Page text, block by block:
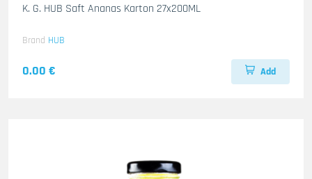
K. G. HUB Saft Ananas Karton 27x200ML
Brand HUB
0.00 € Add